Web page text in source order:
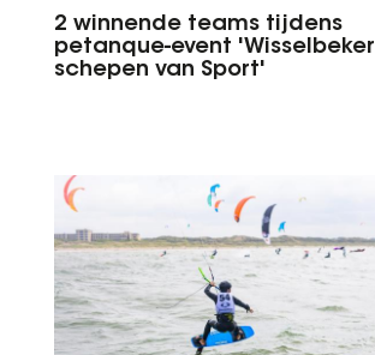
2 winnende teams tijdens
petanque-event 'Wisselbeker
schepen van Sport'